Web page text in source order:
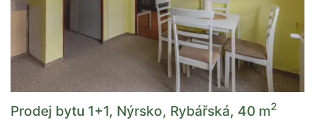
Prodej bytu 1+1, Nýrsko, Rybářská, 40 m2